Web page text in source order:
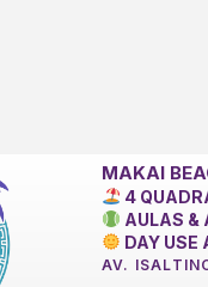
MAKAI
4
AULAS &
DAY USE
AV.